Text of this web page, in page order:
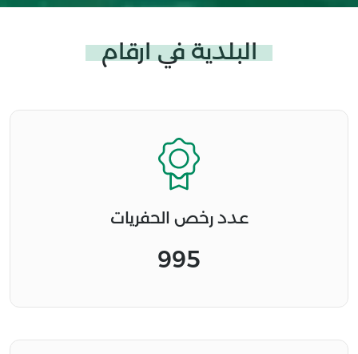
البلدية في ارقام
عدد رخص الحفريات
995